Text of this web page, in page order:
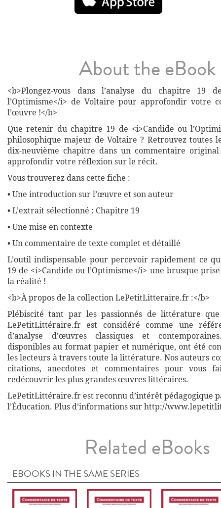
About the eBook
<b>Plongez-vous dans l’analyse du chapitre 19
l’Optimisme</i> de Voltaire pour approfondir votre
l’œuvre !</b>
Que retenir du chapitre 19 de <i>Candide ou
philosophique majeur de Voltaire ? Retrouvez toutes
dix-neuvième chapitre dans un commentaire
approfondir votre réflexion sur le récit.
Vous trouverez dans cette fiche :
• Une introduction sur l’œuvre et son auteur
• L’extrait sélectionné : Chapitre 19
• Une mise en contexte
• Un commentaire de texte complet et détaillé
L’outil indispensable pour percevoir rapidement ce
19 de <i>Candide ou l’Optimisme</i> une brusque
la réalité !
<b>À propos de la collection LePetitLitteraire.fr :</b>
Plébiscité tant par les passionnés de littérature
LePetitLittéraire.fr est considéré comme une
d’analyse d’œuvres classiques et
disponibles au format papier et numérique, ont été
les lecteurs à travers toute la littérature. Nos auteurs
citations, anecdotes et commentaires pour vous
redécouvrir les plus grandes œuvres littéraires.
LePetitLittéraire.fr est reconnu d’intérêt pédagogique
l’Éducation. Plus d’informations sur http://
Related eBooks
EBOOKS IN THE SAME SERIES